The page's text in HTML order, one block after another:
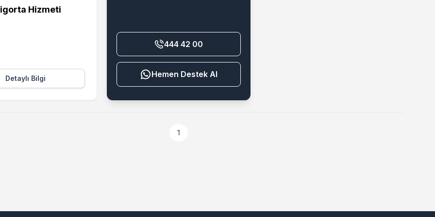
Hizmeti
Detaylı Bilgi
444 42 00
Destek Al
1